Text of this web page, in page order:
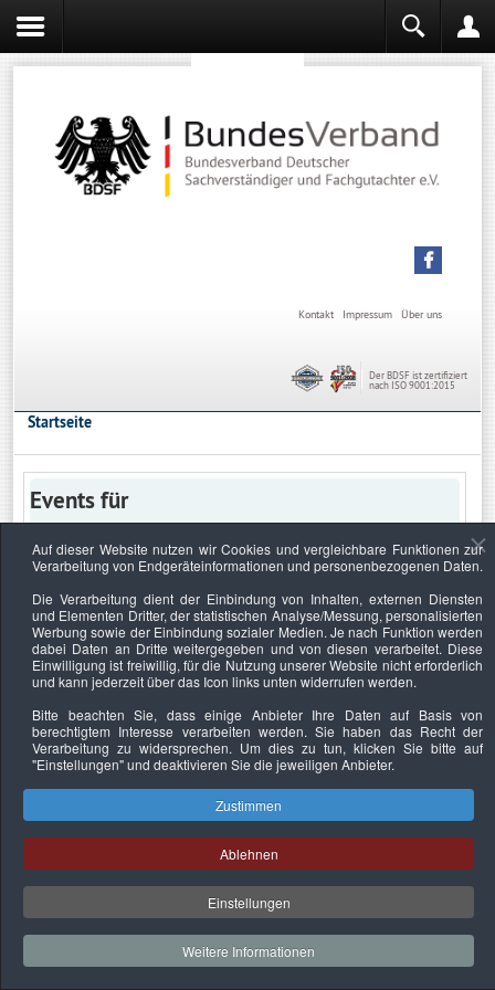
Über uns
Impressum
Kontakt
Der BDSF ist zertifiziert
nach ISO 9001:2015
Startseite
Events für
Keine Termine
Datenschutzerklärung Urheberrechtsnachweise Nachhaltigkeit
Copyright © 2026. Bundesverband Deutscher
Sachverständiger und Fachgutachter e.V..
Auf dieser Website nutzen wir Cookies und vergleichbare Funktionen zur
Verarbeitung von Endgeräteinformationen und personenbezogenen Daten.
Die Verarbeitung dient der Einbindung von Inhalten, externen Diensten
und Elementen Dritter, der statistischen Analyse/Messung, personalisierten
Werbung sowie der Einbindung sozialer Medien. Je nach Funktion werden
dabei Daten an Dritte weitergegeben und von diesen verarbeitet. Diese
Einwilligung ist freiwillig, für die Nutzung unserer Website nicht erforderlich
und kann jederzeit über das Icon links unten widerrufen werden.
Bitte beachten Sie, dass einige Anbieter Ihre Daten auf Basis von
berechtigtem Interesse verarbeiten werden. Sie haben das Recht der
Verarbeitung zu widersprechen. Um dies zu tun, klicken Sie bitte auf
"Einstellungen"und deaktivieren Sie die jeweiligen Anbieter.
Zustimmen
Ablehnen
Einstellungen
Weitere Informationen